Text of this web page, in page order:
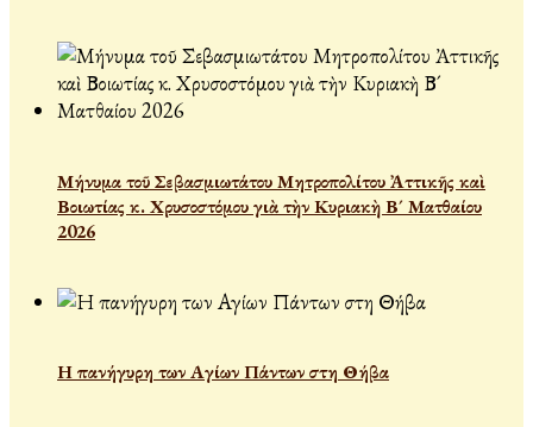
Μήνυμα τοῦ Σεβασμιωτάτου Μητροπολίτου Ἀττικῆς καὶ
Βοιωτίας κ. Χρυσοστόμου γιὰ τὴν Κυριακὴ Β´ Ματθαίου
2026
Η πανήγυρη των Αγίων Πάντων στη Θήβα